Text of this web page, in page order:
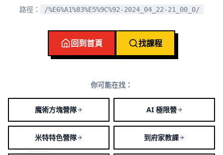
路徑： /%E6%A1%83%E5%9C%92-2024_04_22-21_00_0/
回到首頁 找課程
你可能在找：
魔術方塊營隊 AI 極限營
米特特色營隊 到府家教課